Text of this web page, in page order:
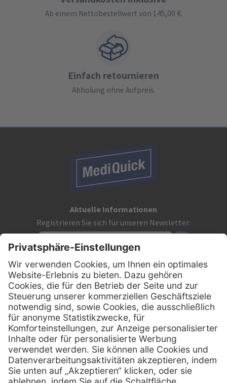
Ab einem Nettobestellwert von 145,00 €.
Einfach retournieren
Abholung ohne Aufpreis.
Aktuelle Informationen
Registrieren Sie sich für unseren Newsletter:
Kontakt
MediQuick Arzt- und Krankenhausbedarfshandel GmbH
Hans-Wunderlich-Straße 7
D-49078 Osnabrück
Telefon:0800 - 633 43 66
E-Mail: info @ mediquick.de